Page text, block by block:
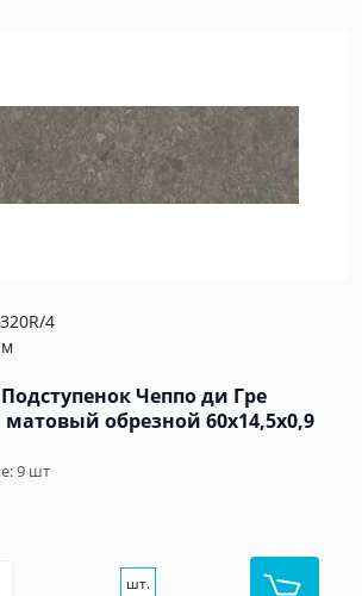
4
Подступенок Чеппо ди Гре
обрезной 60x14,5x0,9
9 шт
шт.